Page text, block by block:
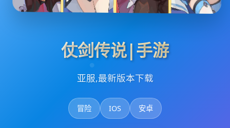
仗剑传说|手游
亚服,最新版本下载
冒险 IOS 安卓